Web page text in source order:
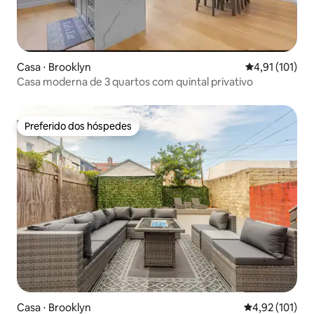
Casa ⋅ Brooklyn 4,91 de uma
4,91 (101)
Casa moderna de 3 quartos com quintal privativo
Preferido dos hóspedes
Preferido dos hóspedes
Casa ⋅ Brooklyn 4,92 de uma
4,92 (101)